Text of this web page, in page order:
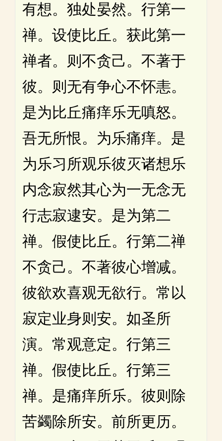
有想。独处晏然。行第一
禅。设使比丘。获此第一
禅者。则不贪己。不著于
彼。则无有争心不怀恚。
是为比丘痛痒乐无嗔怒。
吾无所恨。为乐痛痒。是
为乐习所观乐彼灭诸想乐
内念寂然其心为一无念无
行志寂逮安。是为第二
禅。假使比丘。行第二禅
不贪己。不著彼心增减。
彼欲欢喜观无欲行。常以
寂定业身则安。如圣所
演。常观意定。行第三
禅。假使比丘。行第三
禅。是痛痒所乐。彼则除
苦蠲除所安。前所更历。